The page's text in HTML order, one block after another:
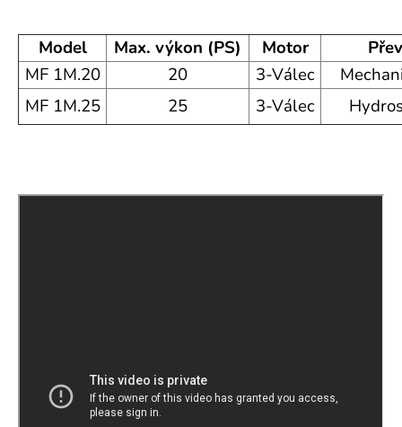
Model Max. výkon (PS) Motor
MF 1M.20
20 3-Válec
MF 1M.25
25 3-Válec
HLEDAT